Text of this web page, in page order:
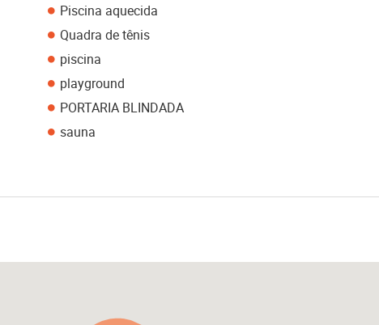
Piscina aquecida
Quadra de tênis
piscina
playground
PORTARIA BLINDADA
sauna